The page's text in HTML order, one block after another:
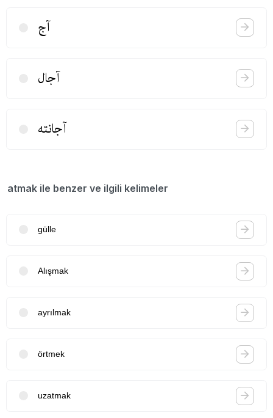
آج
آجال
آجانته
atmak ile benzer ve ilgili kelimeler
gülle
Alışmak
ayrılmak
örtmek
uzatmak